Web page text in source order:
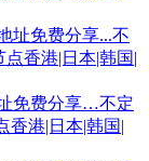
址免费分享…不定
港|日本|韩国|